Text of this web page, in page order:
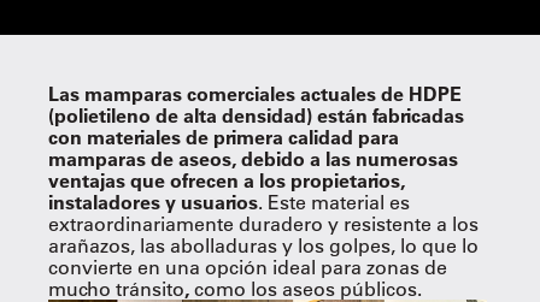
Las mamparas comerciales actuales de HDPE
(polietileno de alta densidad) están fabricadas
con materiales de primera calidad para
mamparas de aseos, debido a las numerosas
ventajas que ofrecen a los propietarios,
instaladores y usuarios. Este material es
extraordinariamente duradero y resistente a los
arañazos, las abolladuras y los golpes, lo que lo
convierte en una opción ideal para zonas de
mucho tránsito, como los aseos públicos.